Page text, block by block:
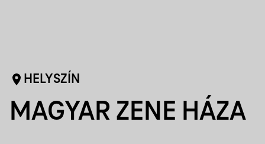
HELYSZÍN
MAGYAR ZENE HÁZA